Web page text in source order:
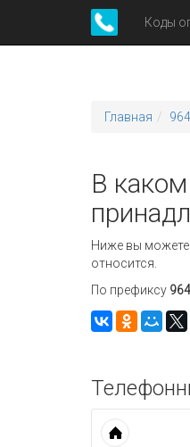
Коды
Главная 964
В
Ниже вы можете
относится.
По префиксу